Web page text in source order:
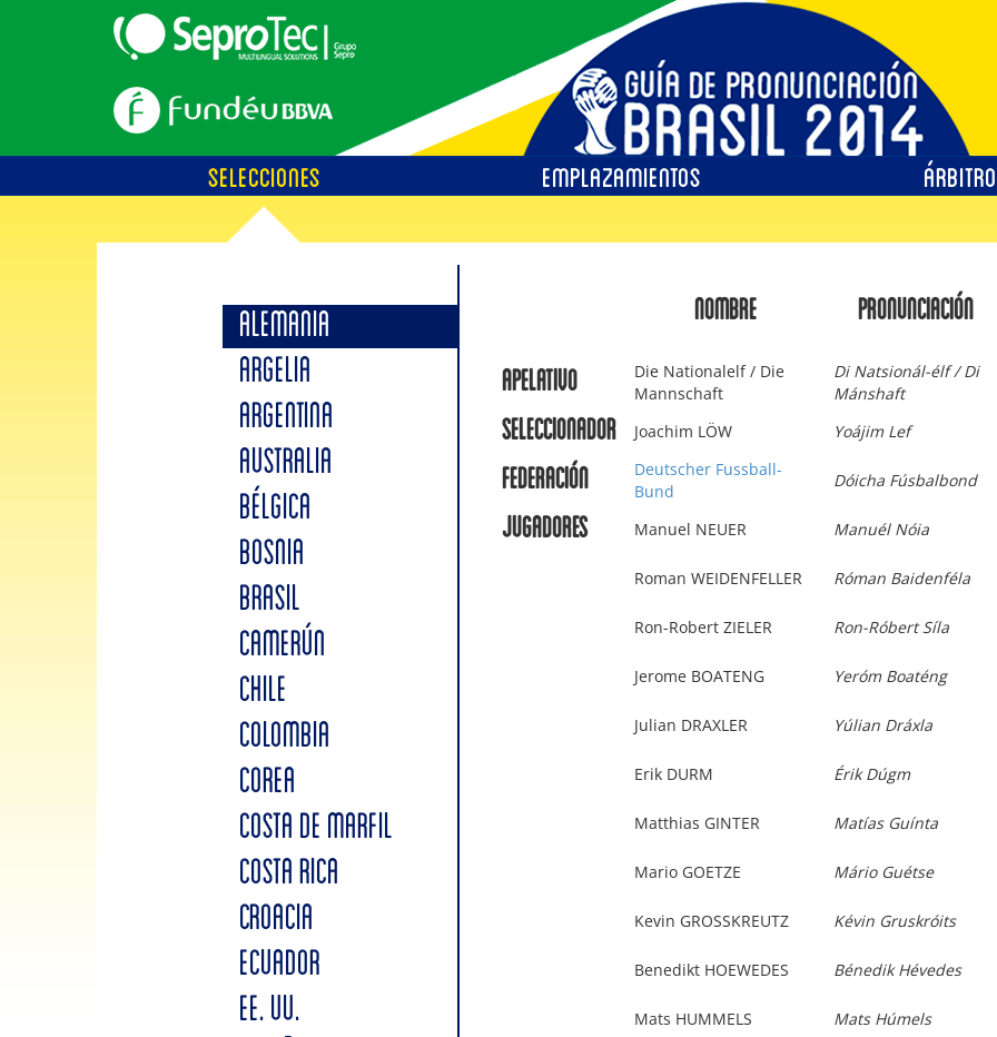
SELECCIONES EMPLAZAMIENTOS
ALEMANIA
ARGELIA
ARGENTINA
AUSTRALIA
BÉLGICA
BOSNIA
BRASIL
CAMERÚN
CHILE
COLOMBIA
COREA
COSTA DE MARFIL
COSTA RICA
CROACIA
ECUADOR
EE. UU.
NOMBRE PRONUNCIACIÓN
Apelativo
Die Nationalelf / Die
Mannschaft
Di Natsionál-élf / Di
Mánshaft
Seleccionador Joachim LÖW Yoájim Lef
Federación
Deutscher Fussball-
Bund
Dóicha Fúsbalbond
Jugadores Manuel NEUER Manuél Nóia
Roman WEIDENFELLER Róman Baidenféla
Ron-Robert ZIELER Ron-Róbert Síla
Jerome BOATENG Yeróm Boaténg
Julian DRAXLER Yúlian Dráxla
Erik DURM Érik Dúgm
Matthias GINTER Matías Guínta
Mario GOETZE Mário Guétse
Kevin GROSSKREUTZ Kévin Gruskróits
Benedikt HOEWEDES Bénedik Hévedes
Mats HUMMELS Mats Húmels